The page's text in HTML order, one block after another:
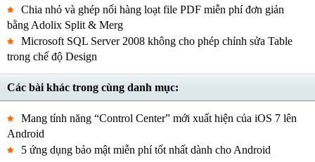
Chia nhỏ và ghép nối hàng loạt file PDF miễn phí đơn giản
bằng Adolix Split & Merg
Microsoft SQL Server 2008 không cho phép chỉnh sửa Table
trong chế độ Design
Các bài khác trong cùng danh mục:
Mang tính năng “Control Center” mới xuất hiện của iOS 7 lên
Android
5 ứng dụng bảo mật miễn phí tốt nhất dành cho Android